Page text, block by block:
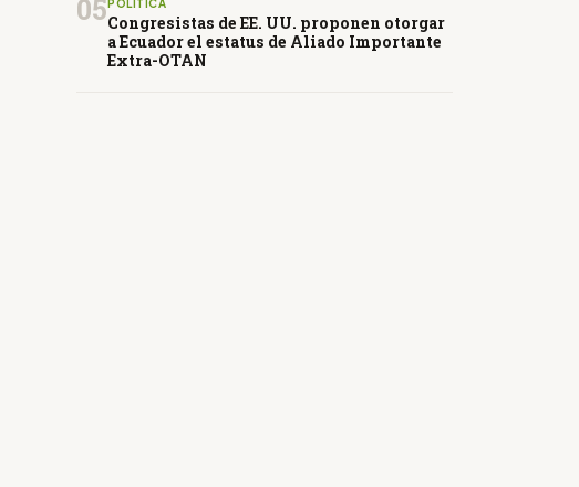
05 POLÍTICA
Congresistas de EE. UU. proponen otorgar
a Ecuador el estatus de Aliado Importante
Extra-OTAN